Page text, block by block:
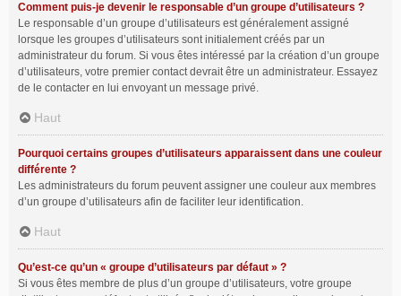
Comment puis-je devenir le responsable d’un groupe d’utilisateurs ?
Le responsable d’un groupe d’utilisateurs est généralement assigné
lorsque les groupes d’utilisateurs sont initialement créés par un
administrateur du forum. Si vous êtes intéressé par la création d’un groupe
d’utilisateurs, votre premier contact devrait être un administrateur. Essayez
de le contacter en lui envoyant un message privé.
Haut
Pourquoi certains groupes d’utilisateurs apparaissent dans une couleur
différente ?
Les administrateurs du forum peuvent assigner une couleur aux membres
d’un groupe d’utilisateurs afin de faciliter leur identification.
Haut
Qu’est-ce qu’un « groupe d’utilisateurs par défaut » ?
Si vous êtes membre de plus d’un groupe d’utilisateurs, votre groupe